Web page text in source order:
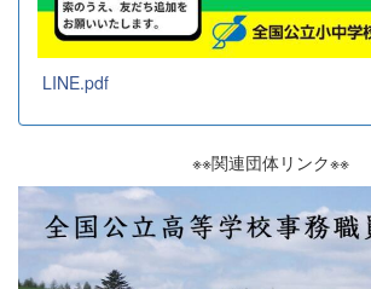
LINE.pdf
※※関連団体リンク※※